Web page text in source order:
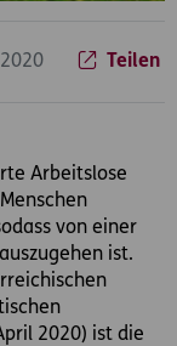
Teilen
Arbeitslose
von einer
ist.
2020) ist die